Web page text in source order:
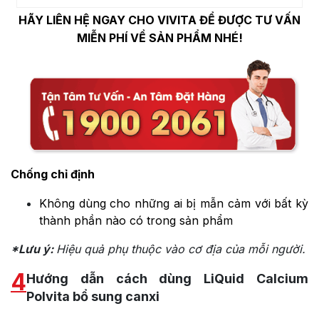
HÃY LIÊN HỆ NGAY CHO VIVITA ĐỂ ĐƯỢC TƯ VẤN
MIỄN PHÍ VỀ SẢN PHẨM NHÉ!
Chống chỉ định
Không dùng cho những ai bị mẫn cảm với bất kỳ
thành phần nào có trong sản phẩm
*Lưu ý: Hiệu quả phụ thuộc vào cơ địa của mỗi người.
4Hướng dẫn cách dùng LiQuid Calcium
Polvita bổ sung canxi